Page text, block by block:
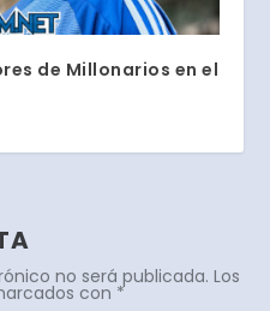
de Millonarios en el
no será publicada. Los
con *